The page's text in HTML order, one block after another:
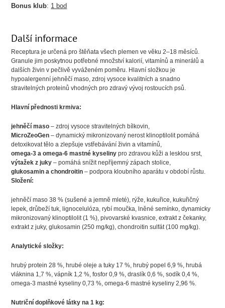
Bonus klub: 1 bod
Další informace
Receptura je určená pro štěňata všech plemen ve věku 2–18 měsíců.
Granule jim poskytnou potřebné množství kalorií, vitamínů a minerálů a
dalších živin v pečlivě vyváženém poměru. Hlavní složkou je
hypoalergenní jehněčí maso, zdroj vysoce kvalitních a snadno
stravitelných proteinů vhodných pro zdravý vývoj rostoucích psů.
Hlavní přednosti krmiva:
jehněčí maso – zdroj vysoce stravitelných bílkovin,
MicroZeoGen – dynamický mikronizovaný nerost klinoptilolit pomáhá
detoxikovat tělo a zlepšuje vstřebávání živin a vitamínů,
omega-3 a omega-6 mastné kyseliny pro zdravou kůži a lesklou srst,
výtažek z juky – pomáhá snížit nepříjemný zápach stolice,
glukosamin a chondroitin – podpora kloubního aparátu v období růstu.
Složení:
jehněčí maso 38 % (sušené a jemně mleté), rýže, kukuřice, kukuřičný
lepek, drůbeží tuk, lignocelulóza, rybí moučka, lněné semínko, dynamicky
mikronizovaný klinoptilolit (1 %), pivovarské kvasnice, extrakt z čekanky,
extrakt z juky, glukosamin (250 mg/kg), chondroitin sulfát (100 mg/kg).
Analytické složky:
hrubý protein 28 %, hrubé oleje a tuky 17 %, hrubý popel 6,9 %, hrubá
vláknina 1,7 %, vápník 1,2 %, fosfor 0,9 %, draslík 0,6 %, sodík 0,4 %,
omega-3 mastné kyseliny 0,73 %, omega-6 mastné kyseliny 2,96 %.
Nutriční doplňkové látky na 1 kg: